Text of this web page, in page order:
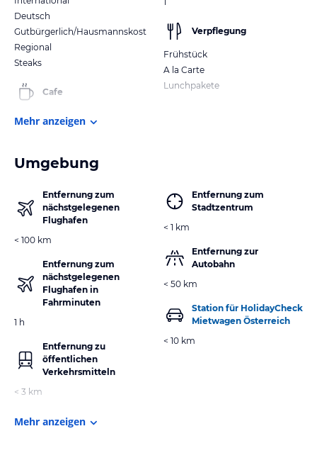
Deutsch
Gutbürgerlich/Hausmannskost
Regional
Steaks
Cafe
Verpflegung
Frühstück
A la Carte
Lunchpakete
Mehr anzeigen
Umgebung
Entfernung zum
nächstgelegenen
Flughafen
< 100 km
Entfernung zum
nächstgelegenen
Flughafen in
Fahrminuten
1 h
Entfernung zu
öffentlichen
Verkehrsmitteln
< 3 km
Entfernung zum
Stadtzentrum
< 1 km
Entfernung zur
Autobahn
< 50 km
Station für HolidayCheck
Mietwagen Österreich
< 10 km
Mehr anzeigen